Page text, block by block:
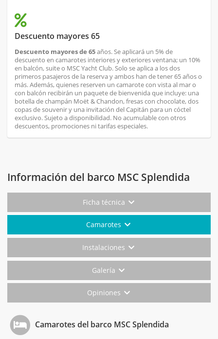
Descuento mayores 65
Descuento mayores de 65años. Se aplicará un 5% de
descuento en camarotes interiores y exteriores ventana; un 10%
en balcón, suite o MSC Yacht Club. Solo se aplica a los dos
primeros pasajeros de la reserva y ambos han de tener 65 años o
más. Además, quienes reserven un camarote con vista al mar o
con balcón recibirán un paquete de bienvenida que incluye: una
botella de champán Moët & Chandon, fresas con chocolate, dos
copas de souvenir y una invitación del Capitán para un cóctel
exclusivo. Sujeto a disponibilidad. No acumulable con otros
descuentos, promociones ni tarifas especiales.
Información del barco MSC Splendida
Ficha técnica
Camarotes
Instalaciones
Galería
Opiniones
Camarotes del barco MSC Splendida